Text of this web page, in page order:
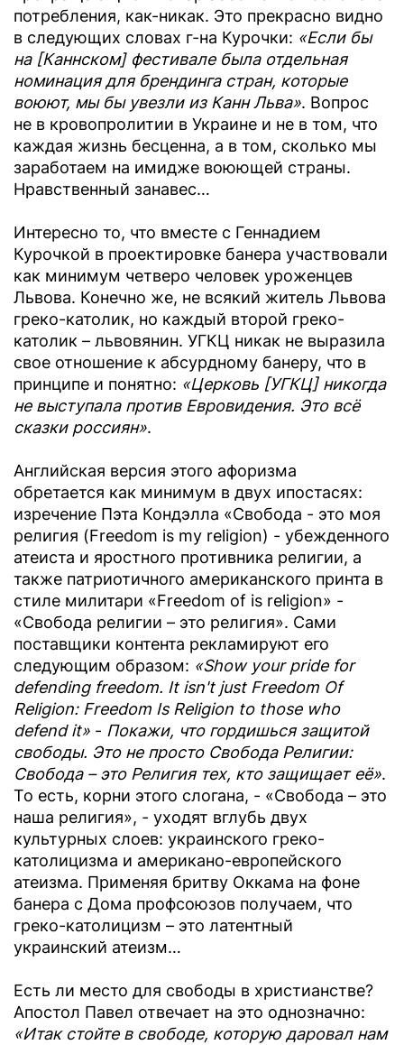
потребления, как-никак. Это прекрасно видно
в следующих словах г-на Курочки: «Если бы
на [Каннском] фестивале была отдельная
номинация для брендинга стран, которые
воюют, мы бы увезли из Канн Льва». Вопрос
не в кровопролитии в Украине и не в том, что
каждая жизнь бесценна, а в том, сколько мы
заработаем на имидже воюющей страны.
Нравственный занавес…
Интересно то, что вместе с Геннадием
Курочкой в проектировке банера участвовали
как минимум четверо человек уроженцев
Львова. Конечно же, не всякий житель Львова
греко-католик, но каждый второй греко-
католик – львовянин. УГКЦ никак не выразила
свое отношение к абсурдному банеру, что в
принципе и понятно: «Церковь [УГКЦ] никогда
не выступала против Евровидения. Это всё
сказки россиян».
Английская версия этого афоризма
обретается как минимум в двух ипостасях:
изречение Пэта Кондэлла «Свобода - это моя
религия (Freedom is my religion) - убежденного
атеиста и яростного противника религии, а
также патриотичного американского принта в
стиле милитари «Freedom of is religion» -
«Свобода религии – это религия». Сами
поставщики контента рекламируют его
следующим образом: «Show your pride for
defending freedom. It isn't just Freedom Of
Religion: Freedom Is Religion to those who
defend it» - Покажи, что гордишься защитой
свободы. Это не просто Свобода Религии:
Свобода – это Религия тех, кто защищает её».
То есть, корни этого слогана, - «Свобода – это
наша религия», - уходят вглубь двух
культурных слоев: украинского греко-
католицизма и американо-европейского
атеизма. Применяя бритву Оккама на фоне
банера с Дома профсоюзов получаем, что
греко-католицизм – это латентный
украинский атеизм…
Есть ли место для свободы в христианстве?
Апостол Павел отвечает на это однозначно:
«Итак стойте в свободе, которую даровал нам